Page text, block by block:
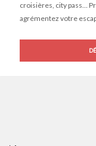
croisières, city pass…
agrémentez votre